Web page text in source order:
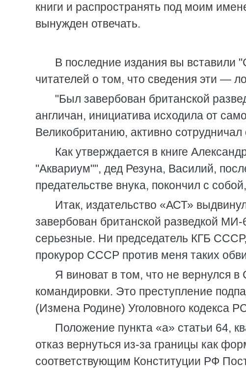
книги и распространять под моим
вынужден отвечать.
В последние издания вы вставили
читателей о том, что сведения эти —
"Был завербован британской
англичан, инициатива исходила от
Великобританию, активно сотрудничал
Как утверждается в книге
"Аквариум"", дед Резуна, Василий,
предательстве внука, покончил с
Итак, издательство «АСТ»
завербован британской разведкой
серьезные. Ни председатель КГБ
прокурор СССР против меня таких
Я виноват в том, что не вернулся
командировки. Это преступление
(Измена Родине) Уголовного кодекса
Положение пункта «а» статьи 64,
отказ вернуться из-за границы как
соответствующим Конституции РФ